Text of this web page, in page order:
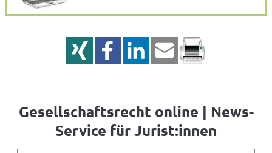
Gesellschaftsrecht online | News-
Service für Jurist:innen